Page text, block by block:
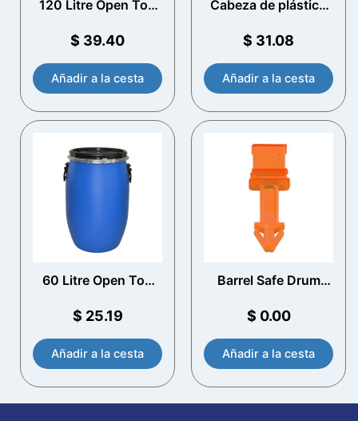
120 Litre Open Top
tapa ventilada
$ 39.40
Añadir a la cesta
Cabeza de plástico
$ 31.08
Añadir a la cesta
60 Litre Open Top
$ 25.19
Añadir a la cesta
Barrel Safe Drum
$ 0.00
Añadir a la cesta